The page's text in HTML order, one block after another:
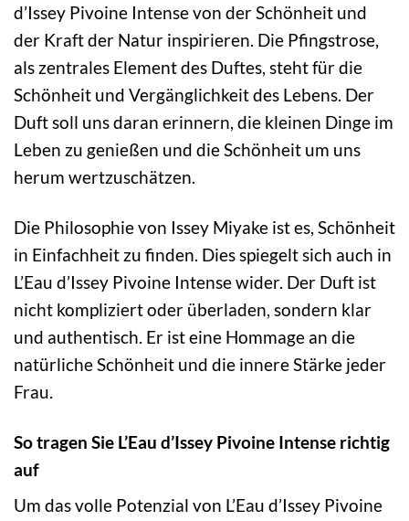
d’Issey Pivoine Intense von der Schönheit und
der Kraft der Natur inspirieren. Die Pfingstrose,
als zentrales Element des Duftes, steht für die
Schönheit und Vergänglichkeit des Lebens. Der
Duft soll uns daran erinnern, die kleinen Dinge im
Leben zu genießen und die Schönheit um uns
herum wertzuschätzen.
Die Philosophie von Issey Miyake ist es, Schönheit
in Einfachheit zu finden. Dies spiegelt sich auch in
L’Eau d’Issey Pivoine Intense wider. Der Duft ist
nicht kompliziert oder überladen, sondern klar
und authentisch. Er ist eine Hommage an die
natürliche Schönheit und die innere Stärke jeder
Frau.
So tragen Sie L’Eau d’Issey Pivoine Intense richtig
auf
Um das volle Potenzial von L’Eau d’Issey Pivoine